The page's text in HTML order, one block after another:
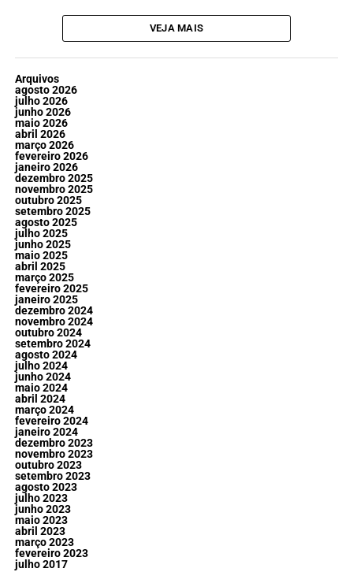
VEJA MAIS
Arquivos
agosto 2026
julho 2026
junho 2026
maio 2026
abril 2026
março 2026
fevereiro 2026
janeiro 2026
dezembro 2025
novembro 2025
outubro 2025
setembro 2025
agosto 2025
julho 2025
junho 2025
maio 2025
abril 2025
março 2025
fevereiro 2025
janeiro 2025
dezembro 2024
novembro 2024
outubro 2024
setembro 2024
agosto 2024
julho 2024
junho 2024
maio 2024
abril 2024
março 2024
fevereiro 2024
janeiro 2024
dezembro 2023
novembro 2023
outubro 2023
setembro 2023
agosto 2023
julho 2023
junho 2023
maio 2023
abril 2023
março 2023
fevereiro 2023
julho 2017